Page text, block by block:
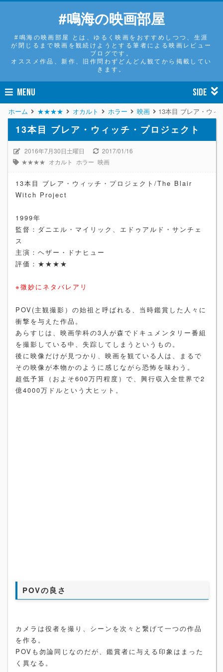
#鳴海の映画部屋
#鳴海の映画部屋 とは、ゆるく映画をおすすめしつつ、生涯
が閉じるまで映画を観続けようとする筆者による映画レビュー
ブログです。
オススメ作品、新作、旧作問わずどんどん観てから掲載してい
きます。
MENU SIDE
ホーム ★★★★ オカルト ホラー 映画 13本目 ブレア・ウィ
13本目 ブレア・ウィッチ・プロジェクト
2016年7月30日土曜日
2017/01/16
★★★★ オカルト ホラー 映画
13本目 ブレア・ウィッチ・プロジェクト/The Blair
Witch Project
1999年
監督：ダニエル・マイリック、エドゥアルド・サンチェ
ス
主演：ヘザー・ドナヒュー
評価：★★★★
※微妙にネタバレアリ
POV(主観撮影）の始祖と呼ばれる、当時鑑賞した人々に
衝撃を与えた作品。
あらすじは、映画学科の3人が森でドキュメンタリー番組
を撮影している中、失踪してしまうというもの。
後に映像だけが見つかり、映画を観ている人は、まるで
その映像が本物かのように感じながら恐怖を味わう。
超低予算（およそ600万円程度）で、興行収入全世界で2
億4000万ドルという大ヒット。
POVの良さ
カメラは役者を撮り、シーンを次々と繋げて一つの作品
を作る。
POVも勿論同じなのだが、鑑賞者に与える印象はまった
く異なる。